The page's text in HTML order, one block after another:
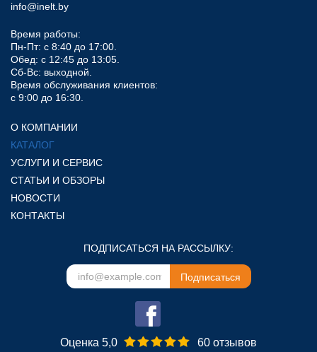
info@inelt.by
Время работы:
Пн-Пт: с 8:40 до 17:00.
Обед: с 12:45 до 13:05.
Сб-Вс: выходной.
Время обслуживания клиентов:
с 9:00 до 16:30.
О КОМПАНИИ
КАТАЛОГ
УСЛУГИ И СЕРВИС
СТАТЬИ И ОБЗОРЫ
НОВОСТИ
КОНТАКТЫ
ПОДПИСАТЬСЯ НА РАССЫЛКУ:
Оценка 5,0 60 отзывов